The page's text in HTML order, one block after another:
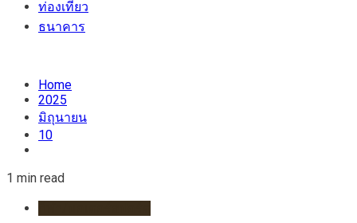
ท่องเที่ยว
ธนาคาร
Home
2025
มิถุนายน
10
1 min read